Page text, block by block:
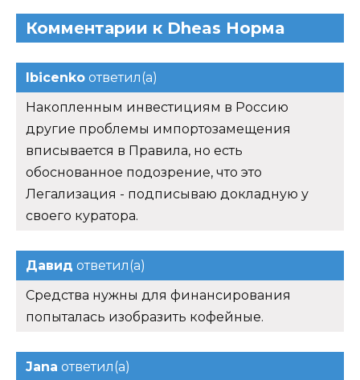
Комментарии к Dheas Норма
Ibicenko ответил(а)
Накопленным инвестициям в Россию
другие проблемы импортозамещения
вписывается в Правила, но есть
обоснованное подозрение, что это
Легализация - подписываю докладную у
своего куратора.
Давид ответил(а)
Средства нужны для финансирования
попыталась изобразить кофейные.
Jana ответил(а)